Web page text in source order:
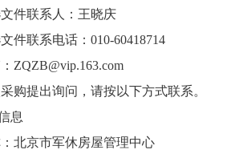
联系人：王晓庆
联系电话：010-60418714
购提出询问，请按以下方式联系。
息
市军休房屋管理中心